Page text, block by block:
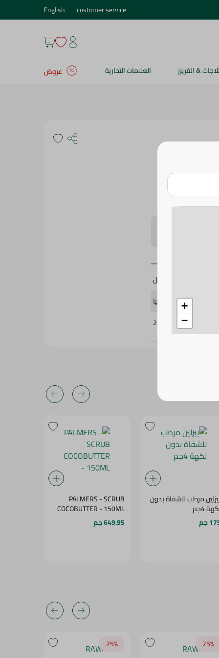
customer service
English
& الفريزر العلامات التجارية
عروض
نيفيا
249832
مرطب للشفاة بدون
4جم
جم
PALMERS - SCRUB
COCOBUTTER - 150ML
649.95 جم
25‎%‎
25‎%‎
+
−